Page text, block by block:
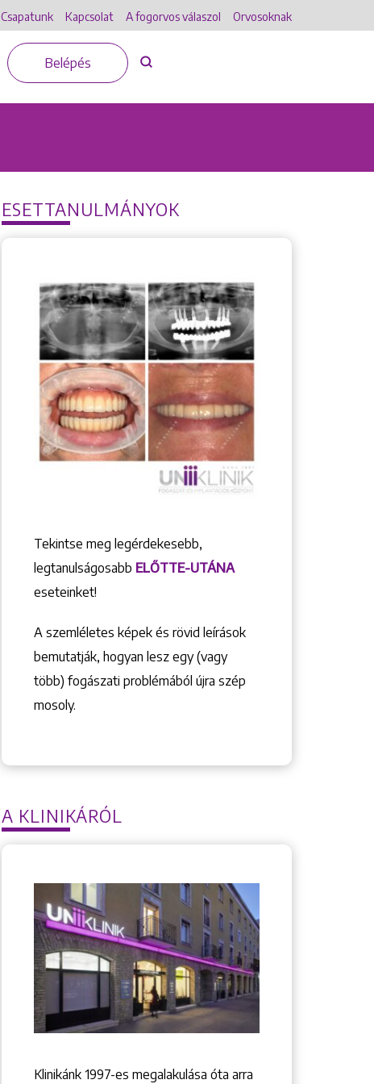
Csapatunk Kapcsolat A fogorvos válaszol Orvosoknak
Belépés
ESETTANULMÁNYOK
Tekintse meg legérdekesebb,
legtanulságosabb ELŐTTE-UTÁNA
eseteinket!
A szemléletes képek és rövid leírások
bemutatják, hogyan lesz egy (vagy
több) fogászati problémából újra szép
mosoly.
A KLINIKÁRÓL
Klinikánk 1997-­es megalakulása óta arra